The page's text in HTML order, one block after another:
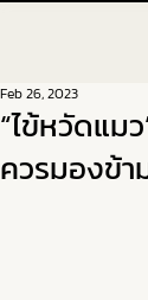
“ไข้หวัดแม
ควรมองข้า
Feb 26, 2023